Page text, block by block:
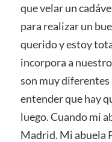
que velar un
para realizar un
querido y estoy
incorpora a
son muy diferentes
entender que hay
luego. Cuando mi
Madrid. Mi abuela